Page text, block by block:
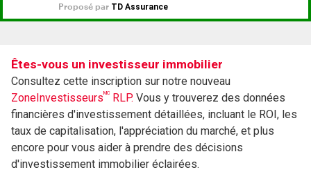
Êtes-vous un investisseur immobilier
Consultez cette inscription sur notre nouveau
ZoneInvestisseursMC RLP. Vous y trouverez des données
financières d'investissement détaillées, incluant le ROI, les
taux de capitalisation, l'appréciation du marché, et plus
encore pour vous aider à prendre des décisions
d'investissement immobilier éclairées.